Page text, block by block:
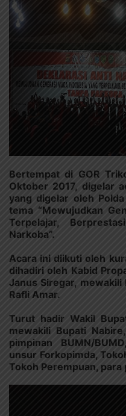
Bertempat di GOR
Oktober 2017, digelar
yang digelar oleh
tema “Mewujudkan
Terpelajar,
Narkoba”.
Acara ini diikuti oleh
dihadiri oleh Kabid
Janus Siregar, mewakili
Rafli Amar.
Turut hadir Wakil
mewakili Bupati
pimpinan BUMN/
unsur Forkopimda,
Tokoh Perempuan,